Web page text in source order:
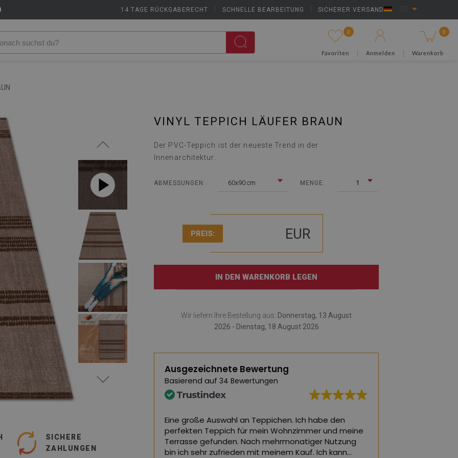
14 TAGE RÜCKGABERECHT SCHNELLE BEARBEITUNG SICHERER VERSAND
0
Favoriten Anmelden
0
Warenkorb
SICHERE
ZAHLUNGEN
VINYL TEPPICH LÄUFER BRAUN
Der PVC-Teppich ist der neueste Trend in der
Innenarchitektur.
ABMESSUNGEN: 60x90 cm MENGE: 1
PREIS: EUR
IN DEN WARENKORB LEGEN
Wir liefern Ihre Bestellung aus: Donnerstag, 13 August
2026 - Dienstag, 18 August 2026
Ausgezeichnete Bewertung
Basierend auf 34 Bewertungen
siehe Original)
Eine große Auswahl an Teppichen. Ich habe den
perfekten Teppich für mein Wohnzimmer und meine
Terrasse gefunden. Nach mehrmonatiger Nutzung
bin ich sehr zufrieden mit meinem Kauf. Ich kann